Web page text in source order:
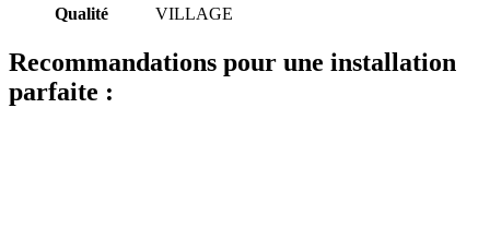
Qualité
VILLAGE
Recommandations pour une installation
parfaite :